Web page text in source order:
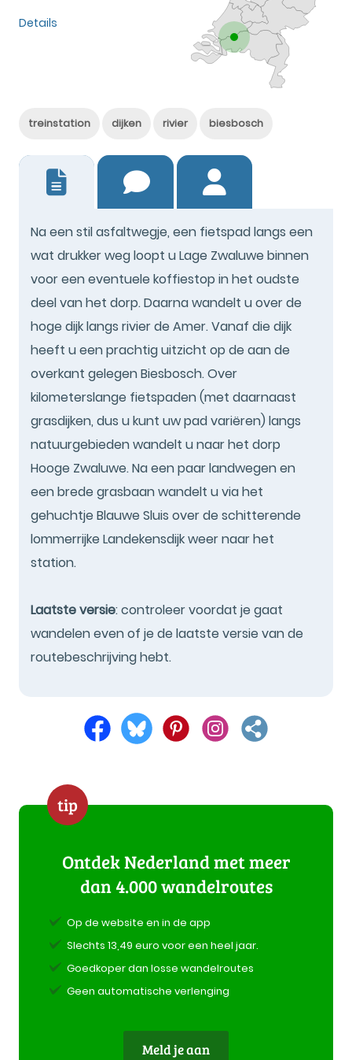
Details
treinstation dijken rivier biesbosch
Na een stil asfaltwegje, een fietspad langs een
wat drukker weg loopt u Lage Zwaluwe binnen
voor een eventuele koffiestop in het oudste
deel van het dorp. Daarna wandelt u over de
hoge dijk langs rivier de Amer. Vanaf die dijk
heeft u een prachtig uitzicht op de aan de
overkant gelegen Biesbosch. Over
kilometerslange fietspaden (met daarnaast
grasdijken, dus u kunt uw pad variëren) langs
natuurgebieden wandelt u naar het dorp
Hooge Zwaluwe. Na een paar landwegen en
een brede grasbaan wandelt u via het
gehuchtje Blauwe Sluis over de schitterende
lommerrijke Landekensdijk weer naar het
station.
Laatste versie: controleer voordat je gaat
wandelen even of je de laatste versie van de
routebeschrijving hebt.
tip
Ontdek Nederland met meer
dan 4.000 wandelroutes
Op de website en in de app
Slechts 13,49 euro voor een heel jaar.
Goedkoper dan losse wandelroutes
Geen automatische verlenging
Meld je aan